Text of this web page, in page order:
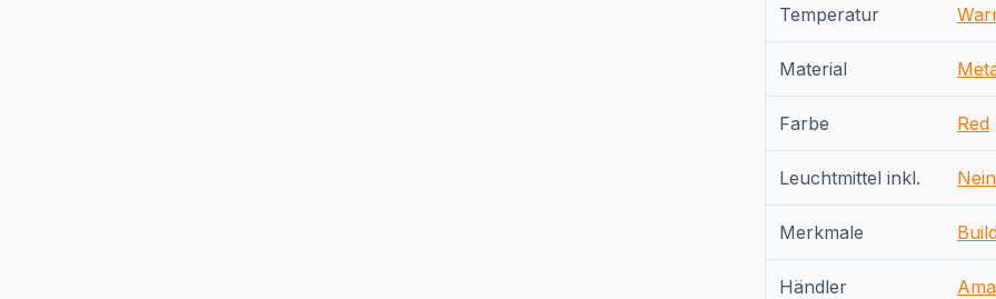
Temperatur
Material
Farbe Red
Leuchtmittel inkl. Nein
Merkmale
Händler